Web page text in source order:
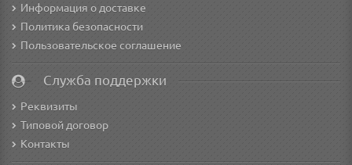
Информация о доставке
Политика безопасности
Пользовательское соглашение
Служба поддержки
Реквизиты
Типовой договор
Контакты